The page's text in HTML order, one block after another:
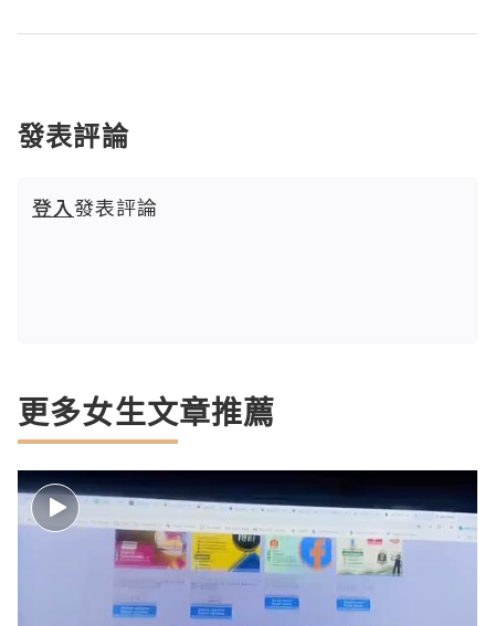
發表評論
登入發表評論
更多女生文章推薦